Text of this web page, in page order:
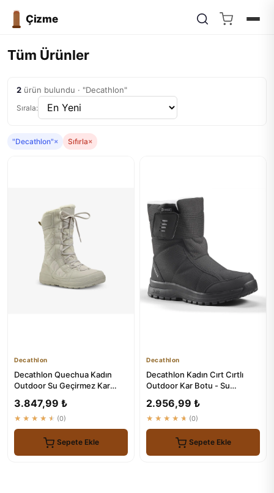
Çizme
Tüm Ürünler
2 ürün bulundu · "Decathlon"
Sırala:
"Decathlon"× Sıfırla×
Decathlon
Decathlon Quechua Kadın
Outdoor Su Geçirmez Kar
3.847,99 ₺
★★★★★ (0)
Sepete Ekle
Decathlon
Decathlon Kadın Cırt Cırtlı
Outdoor Kar Botu - Su
2.956,99 ₺
★★★★★ (0)
Sepete Ekle